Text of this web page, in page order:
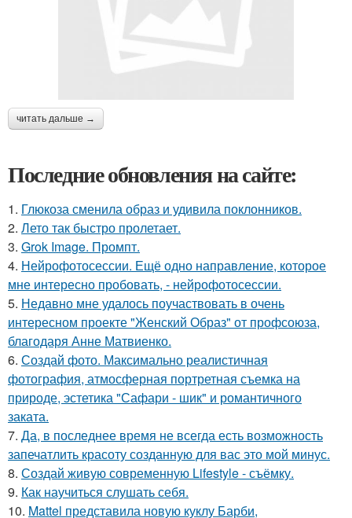
читать дальше →
Последние обновления на сайте:
1. Глюкоза сменила образ и удивила поклонников.
2. Лето так быстро пролетает.
3. Grok Image. Промпт.
4. Нейрофотосессии. Ещё одно направление, которое
мне интересно пробовать, - нейрофотосессии.
5. Недавно мне удалось поучаствовать в очень
интересном проекте "Женский Образ" от профсоюза,
благодаря Анне Матвиенко.
6. Создай фото. Максимально реалистичная
фотография, атмосферная портретная съемка на
природе, эстетика "Сафари - шик" и романтичного
заката.
7. Да, в последнее время не всегда есть возможность
запечатлить красоту созданную для вас это мой минус.
8. Создай живую современную Lifestyle - съёмку.
9. Как научиться слушать себя.
10. Mattel представила новую куклу Барби,